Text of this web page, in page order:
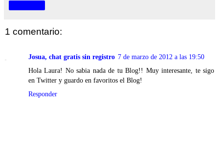
1 comentario:
Josua, chat gratis sin registro 7 de marzo de 2012 a las 19:50
Hola Laura! No sabia nada de tu Blog!! Muy interesante, te sigo
en Twitter y guardo en favoritos el Blog!
Responder